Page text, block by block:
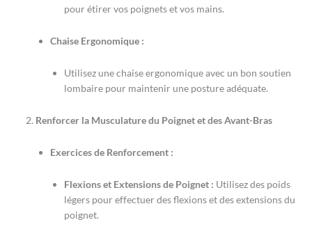
pour étirer vos poignets et vos mains.
Chaise Ergonomique :
Utilisez une chaise ergonomique avec un bon soutien
lombaire pour maintenir une posture adéquate.
Renforcer la Musculature du Poignet et des Avant-Bras
Exercices de Renforcement :
Flexions et Extensions de Poignet : Utilisez des poids
légers pour effectuer des flexions et des extensions du
poignet.